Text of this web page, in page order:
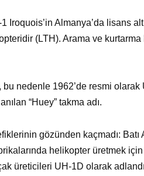
Almanya’da lisans
(LTH). Arama ve
bu nedenle 1962’de resmi
“Huey” takma adı.
gözünden kaçmadı:
helikopter üretmek için
üreticileri UH-1D olarak